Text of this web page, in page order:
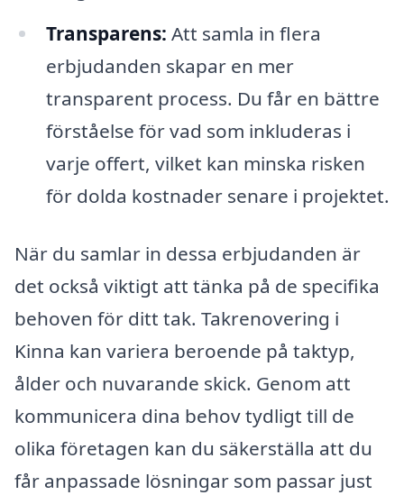
Transparens: Att samla in flera
erbjudanden skapar en mer
transparent process. Du får en bättre
förståelse för vad som inkluderas i
varje offert, vilket kan minska risken
för dolda kostnader senare i projektet.
När du samlar in dessa erbjudanden är
det också viktigt att tänka på de specifika
behoven för ditt tak. Takrenovering i
Kinna kan variera beroende på taktyp,
ålder och nuvarande skick. Genom att
kommunicera dina behov tydligt till de
olika företagen kan du säkerställa att du
får anpassade lösningar som passar just